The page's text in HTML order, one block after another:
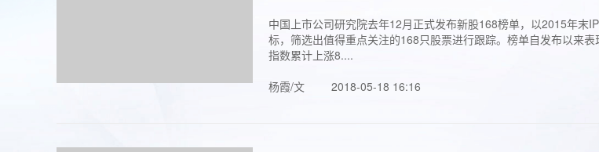
中国上市公司研究院去年12月正式发布新股168榜单，以2015年末
标，筛选出值得重点关注的168只股票进行跟踪。榜单自发布以来
指数累计上涨8....
杨霞/文
2018-05-18 16:16